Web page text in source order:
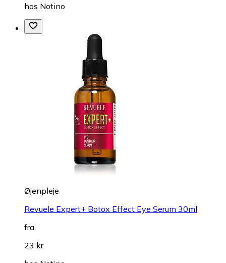
hos Notino
Øjenpleje
Revuele Expert+ Botox Effect Eye Serum 30ml
fra
23 kr.